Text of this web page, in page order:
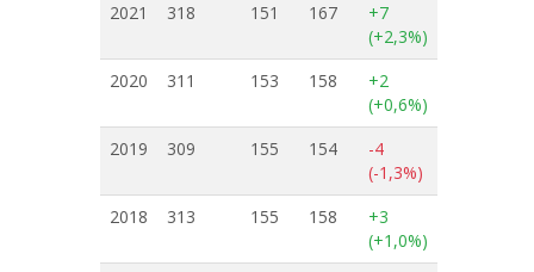
2021
318 151 167
+7
(+2,3%)
2020
311 153 158
+2
(+0,6%)
2019
309 155 154
-4
(-1,3%)
2018
313 155 158
+3
(+1,0%)